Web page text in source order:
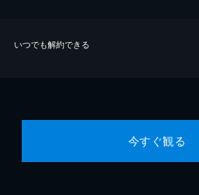
いつでも解約できる
今すぐ観る